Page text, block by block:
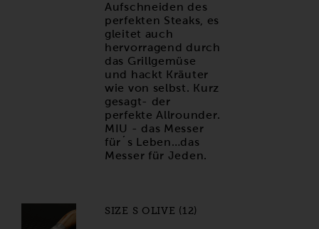
Aufschneiden des
perfekten Steaks, es
gleitet auch
hervorragend durch
das Grillgemüse
und hackt Kräuter
wie von selbst. Kurz
gesagt- der
perfekte Allrounder.
MIU - das Messer
für´s Leben…das
Messer für Jeden.
SIZE S OLIVE (12)